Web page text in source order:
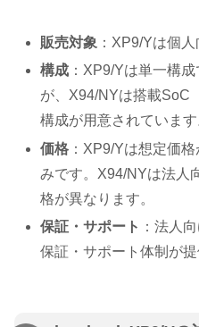
販売対象 ：XP9/Yは個
構成 ：XP9/Yは単一構
が、X94/NYは搭載SoC
構成が用意されています
価格 ：XP9/Yは想定価
みです。X94/NYは法人
格が異なります。
保証・サポート ：法人
保証・サポート体制が提